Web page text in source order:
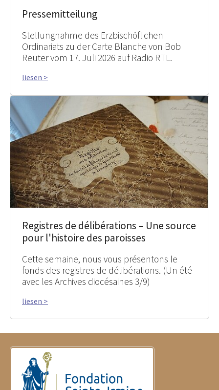
Pressemitteilung
Stellungnahme des Erzbischöflichen
Ordinariats zu der Carte Blanche von Bob
Reuter vom 17. Juli 2026 auf Radio RTL.
liesen >
Registres de délibérations – Une source
pour l'histoire des paroisses
Cette semaine, nous vous présentons le
fonds des registres de délibérations. (Un été
avec les Archives diocésaines 3/9)
liesen >